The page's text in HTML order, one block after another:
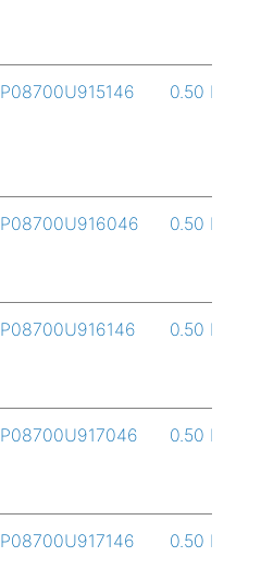
P08700U915146 0.50 L
P08700U916046 0.50 L
P08700U916146 0.50 L
P08700U917046 0.50 L
P08700U917146 0.50 L